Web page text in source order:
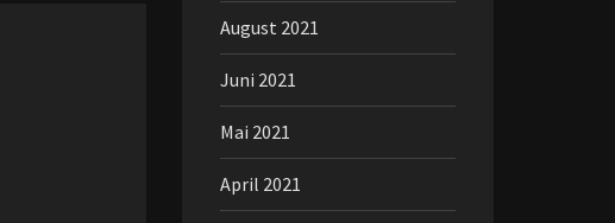
August 2021
Juni 2021
Mai 2021
April 2021